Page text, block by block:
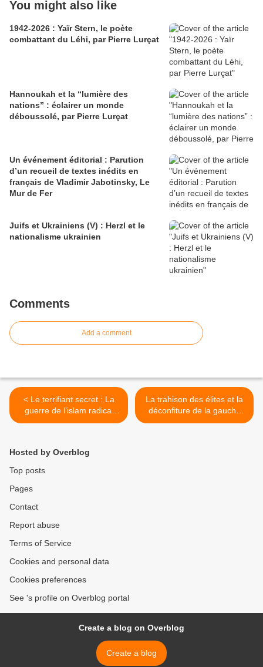
You might also like
1942-2026 : Yaïr Stern, le poète
combattant du Léhi, par Pierre Lurçat
Hannoukah et la “lumière des
nations” : éclairer un monde
déboussolé, par Pierre Lurçat
Un événement éditorial : Parution
d’un recueil de textes inédits en
français de Vladimir Jabotinsky, Le
Mur de Fer
Juifs et Ukrainiens (V) : Herzl et le
nationalisme ukrainien
Comments
Add a comment
< Le terrifiant secret : La
guerre de l’islam radical
contre l’Occident et
La trahison des élites et la
déconfiture de la gauche
occidentale Trois livres
Hosted by Overblog
Top posts
Pages
Contact
Report abuse
Terms of Service
Cookies and personal data
Cookies preferences
See 's profile on Overblog portal
Create a blog on Overblog
Create a blog